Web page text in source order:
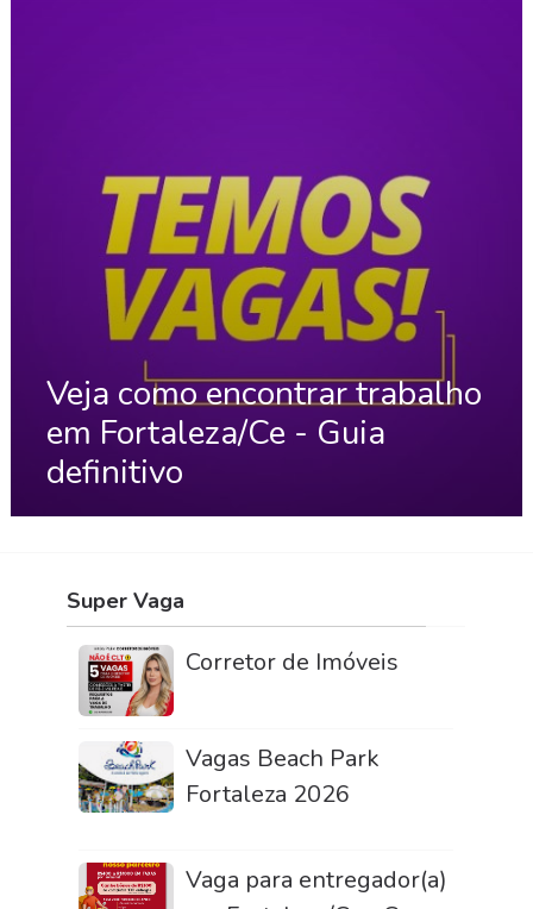
Veja como encontrar trabalho
em Fortaleza/Ce - Guia
definitivo
Super Vaga
Corretor de Imóveis
Vagas Beach Park
Fortaleza 2026
Vaga para entregador(a)